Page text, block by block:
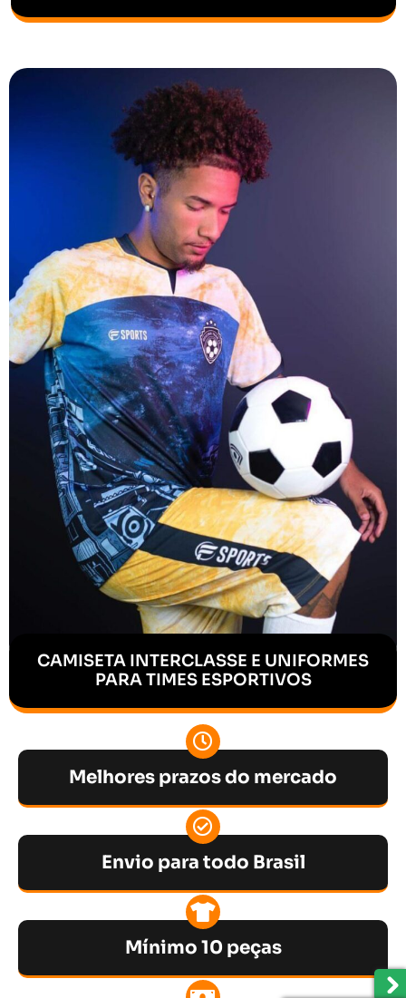
CAMISETA INTERCLASSE E UNIFORMES
PARA TIMES ESPORTIVOS
Melhores prazos do mercado
Envio para todo Brasil
Mínimo 10 peças